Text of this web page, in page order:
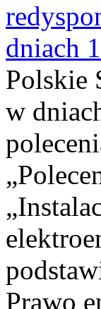
dniach
Polskie
w
Prawo